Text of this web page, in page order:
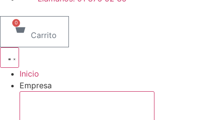
0
Carrito
Inicio
Empresa